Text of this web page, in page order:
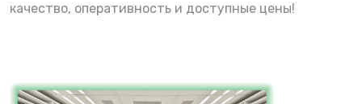
качество, оперативность и доступные цены!